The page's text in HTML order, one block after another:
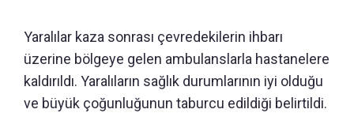
Yaralılar kaza sonrası çevredekilerin ihbarı
üzerine bölgeye gelen ambulanslarla hastanelere
kaldırıldı. Yaralıların sağlık durumlarının iyi olduğu
ve büyük çoğunluğunun taburcu edildiği belirtildi.